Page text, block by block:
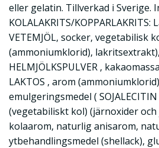
eller gelatin. Tillverkad i Sverige.
KOLALAKRITS/KOPPARLAKRITS:
VETEMJÖL, socker, vegetabilisk
(ammoniumklorid),
HELMJÖLKSPULVER ,
LAKTOS , arom
emulgeringsmedel (
(vegetabiliskt kol) (järnoxider
kolaarom, naturlig anisarom,
ytbehandlingsmedel (shellack),